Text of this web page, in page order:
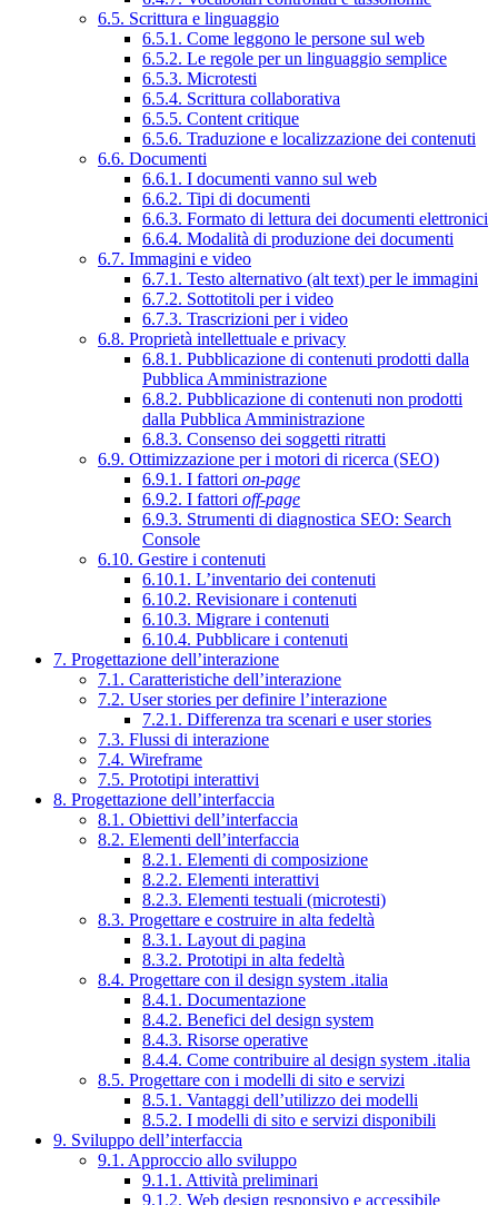
6.5. Scrittura e linguaggio
6.5.1. Come leggono le persone sul web
6.5.2. Le regole per un linguaggio semplice
6.5.3. Microtesti
6.5.4. Scrittura collaborativa
6.5.5. Content critique
6.5.6. Traduzione e localizzazione dei contenuti
6.6. Documenti
6.6.1. I documenti vanno sul web
6.6.2. Tipi di documenti
6.6.3. Formato di lettura dei documenti elettronici
6.6.4. Modalità di produzione dei documenti
6.7. Immagini e video
6.7.1. Testo alternativo (alt text) per le immagini
6.7.2. Sottotitoli per i video
6.7.3. Trascrizioni per i video
6.8. Proprietà intellettuale e privacy
6.8.1. Pubblicazione di contenuti prodotti dalla
Pubblica Amministrazione
6.8.2. Pubblicazione di contenuti non prodotti
dalla Pubblica Amministrazione
6.8.3. Consenso dei soggetti ritratti
6.9. Ottimizzazione per i motori di ricerca (SEO)
6.9.1. I fattori on-page
6.9.2. I fattori off-page
6.9.3. Strumenti di diagnostica SEO: Search
Console
6.10. Gestire i contenuti
6.10.1. L’inventario dei contenuti
6.10.2. Revisionare i contenuti
6.10.3. Migrare i contenuti
6.10.4. Pubblicare i contenuti
7. Progettazione dell’interazione
7.1. Caratteristiche dell’interazione
7.2. User stories per definire l’interazione
7.2.1. Differenza tra scenari e user stories
7.3. Flussi di interazione
7.4. Wireframe
7.5. Prototipi interattivi
8. Progettazione dell’interfaccia
8.1. Obiettivi dell’interfaccia
8.2. Elementi dell’interfaccia
8.2.1. Elementi di composizione
8.2.2. Elementi interattivi
8.2.3. Elementi testuali (microtesti)
8.3. Progettare e costruire in alta fedeltà
8.3.1. Layout di pagina
8.3.2. Prototipi in alta fedeltà
8.4. Progettare con il design system .italia
8.4.1. Documentazione
8.4.2. Benefici del design system
8.4.3. Risorse operative
8.4.4. Come contribuire al design system .italia
8.5. Progettare con i modelli di sito e servizi
8.5.1. Vantaggi dell’utilizzo dei modelli
8.5.2. I modelli di sito e servizi disponibili
9. Sviluppo dell’interfaccia
9.1. Approccio allo sviluppo
9.1.1. Attività preliminari
9.1.2. Web design responsivo e accessibile